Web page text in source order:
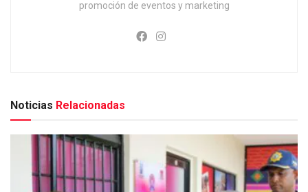
promoción de eventos y marketing
Noticias Relacionadas